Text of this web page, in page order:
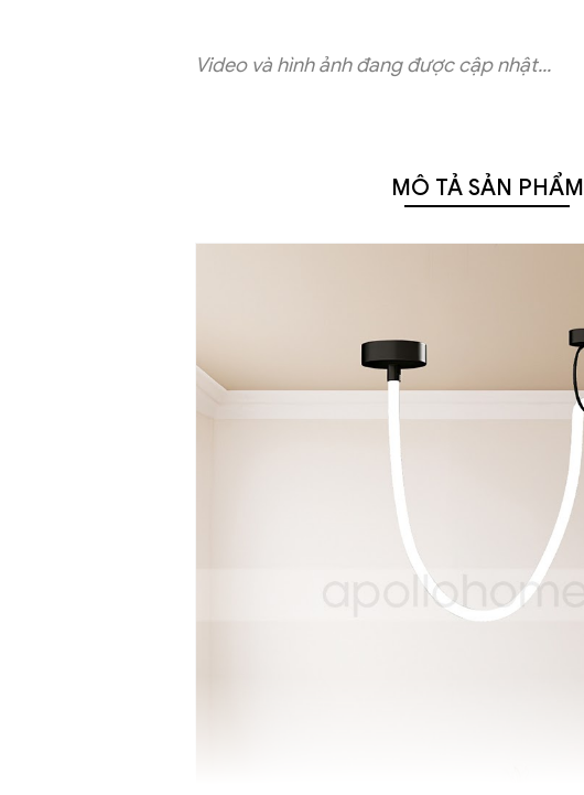
Video và hình ảnh đang được cập nhật...
MÔ TẢ SẢN PHẨM